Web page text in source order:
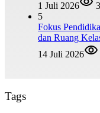
1 Juli 2026
5
Fokus
dan Ruang
14 Juli 2026
Tags